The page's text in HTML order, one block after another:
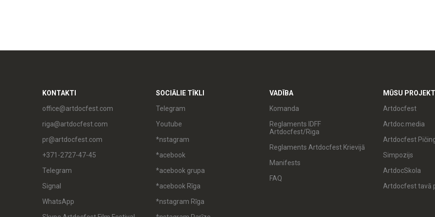
KONTAKTI
office@artdocfest.com
riga@artdocfest.com
pr@artdocfest.com
+371-2727-47-45
Telegram
Signal
WhatsApp
SOCIĀLIE TĪKLI
Telegram
Youtube
*nstagram
*acebook
*acebook grupa
*acebook Rīga
*nstagram Rīga
VADĪBA
Komanda
Reglaments IDFF
Artdocfest/Riga
Reglaments Artdocfest Krievijā
Manifests
FAQ
MŪSU PROJEKTI
Artdocfest
Artdoc.media
Artdocfest
Simpozijs
ArtdocSkola
Artdocfest tavā